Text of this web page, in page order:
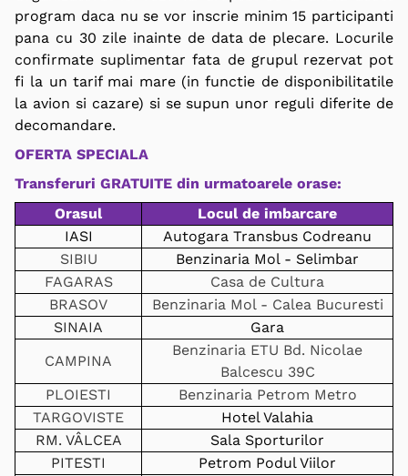
program daca nu se vor inscrie minim 15 participanti
pana cu 30 zile inainte de data de plecare. Locurile
confirmate suplimentar fata de grupul rezervat pot
fi la un tarif mai mare (in functie de disponibilitatile
la avion si cazare) si se supun unor reguli diferite de
decomandare.
OFERTA SPECIALA
Transferuri GRATUITE din urmatoarele orase:
Orasul
Locul de imbarcare
IASI
Autogara Transbus Codreanu
SIBIU
Benzinaria Mol - Selimbar
FAGARAS
Casa de Cultura
BRASOV
Benzinaria Mol - Calea Bucuresti
SINAIA
Gara
CAMPINA
Benzinaria ETU Bd. Nicolae
Balcescu 39C
PLOIESTI
Benzinaria Petrom Metro
TARGOVISTE
Hotel Valahia
RM. VÂLCEA
Sala Sporturilor
PITESTI
Petrom Podul Viilor